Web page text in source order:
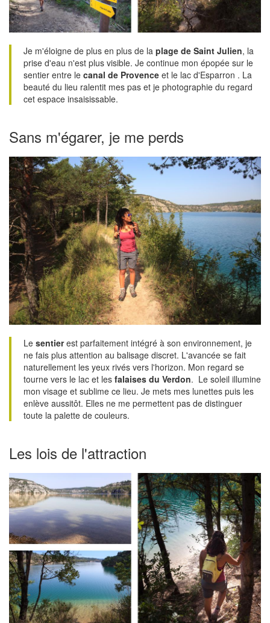
Je m'éloigne de plus en plus de la plage de Saint Julien, la
prise d'eau n'est plus visible. Je continue mon épopée sur le
sentier entre le canal de Provence et le lac d'Esparron . La
beauté du lieu ralentit mes pas et je photographie du regard
cet espace insaisissable.
Sans m'égarer, je me perds
Le sentierest parfaitement intégré à son environnement, je
ne fais plus attention au balisage discret. L'avancée se fait
naturellement les yeux rivés vers l'horizon. Mon regard se
tourne vers le lac et les falaises du Verdon. Le soleil illumine
mon visage et sublime ce lieu. Je mets mes lunettes puis les
enlève aussitôt. Elles ne me permettent pas de distinguer
toute la palette de couleurs.
Les lois de l'attraction